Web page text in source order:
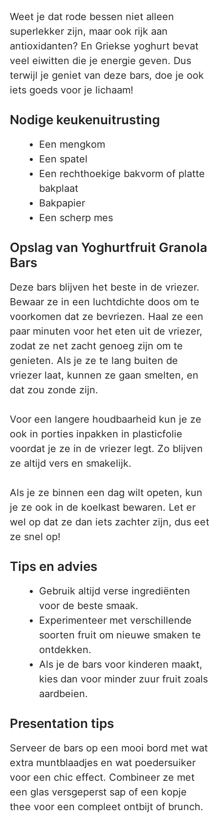
Weet je dat rode bessen niet alleen
superlekker zijn, maar ook rijk aan
antioxidanten? En Griekse yoghurt bevat
veel eiwitten die je energie geven. Dus
terwijl je geniet van deze bars, doe je ook
iets goeds voor je lichaam!
Nodige keukenuitrusting
Een mengkom
Een spatel
Een rechthoekige bakvorm of platte
bakplaat
Bakpapier
Een scherp mes
Opslag van Yoghurtfruit Granola
Bars
Deze bars blijven het beste in de vriezer.
Bewaar ze in een luchtdichte doos om te
voorkomen dat ze bevriezen. Haal ze een
paar minuten voor het eten uit de vriezer,
zodat ze net zacht genoeg zijn om te
genieten. Als je ze te lang buiten de
vriezer laat, kunnen ze gaan smelten, en
dat zou zonde zijn.
Voor een langere houdbaarheid kun je ze
ook in porties inpakken in plasticfolie
voordat je ze in de vriezer legt. Zo blijven
ze altijd vers en smakelijk.
Als je ze binnen een dag wilt opeten, kun
je ze ook in de koelkast bewaren. Let er
wel op dat ze dan iets zachter zijn, dus eet
ze snel op!
Tips en advies
Gebruik altijd verse ingrediënten
voor de beste smaak.
Experimenteer met verschillende
soorten fruit om nieuwe smaken te
ontdekken.
Als je de bars voor kinderen maakt,
kies dan voor minder zuur fruit zoals
aardbeien.
Presentation tips
Serveer de bars op een mooi bord met wat
extra muntblaadjes en wat poedersuiker
voor een chic effect. Combineer ze met
een glas versgeperst sap of een kopje
thee voor een compleet ontbijt of brunch.